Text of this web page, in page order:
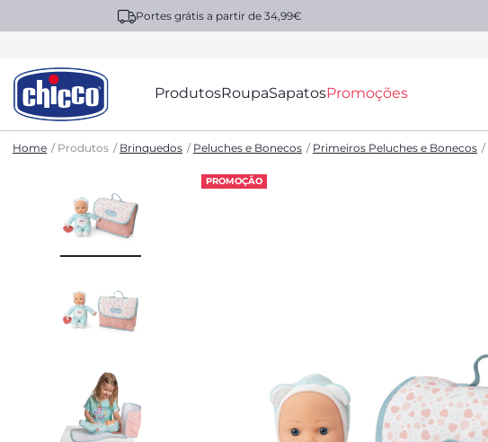
Portes grátis a partir de 34,99€
ProdutosRoupaSapatosPromoções
Home Produtos Brinquedos Peluches e Bonecos Primeiros Peluches e Bonecos
PROMOÇÃO